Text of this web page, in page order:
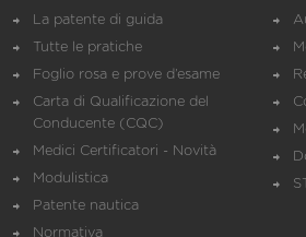
La patente di guida
Tutte le pratiche
Foglio rosa e prove d’esame
Carta di Qualificazione del
Conducente (CQC)
Medici Certificatori - Novità
Modulistica
Patente nautica
Normativa